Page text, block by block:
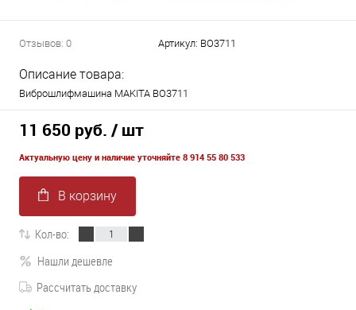
Отзывов: 0 Артикул: BO3711
Описание товара:
Виброшлифмашина MAKITA BO3711
11 650 руб. / шт
Актуальную цену и наличие уточняйте 8 914 55 80 533
В корзину
Кол-во:
Нашли дешевле
Рассчитать доставку